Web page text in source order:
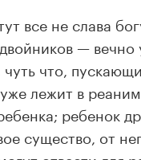
все не слава
—
что,
лежит в
ребенок
существо, от